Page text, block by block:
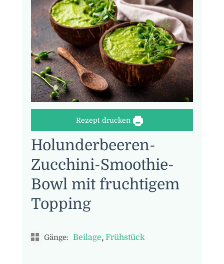
Rezept drucken
Holunderbeeren-
Zucchini-Smoothie-
Bowl mit fruchtigem
Topping
Gänge: Beilage, Frühstück